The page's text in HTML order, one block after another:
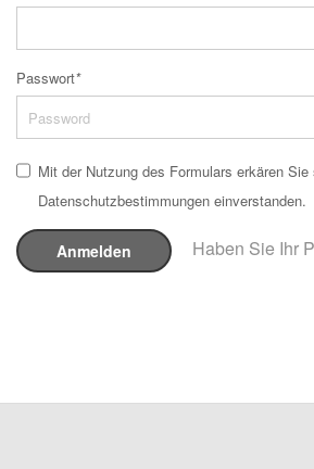
Passwort*
Mit der Nutzung des Formulars erkären
Datenschutzbestimmungen einverstanden.
Anmelden Haben Sie Ihr